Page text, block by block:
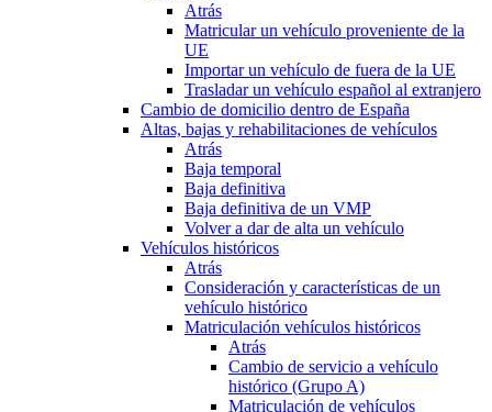
Atrás
Matricular un vehículo proveniente de la
UE
Importar un vehículo de fuera de la UE
Trasladar un vehículo español al extranjero
Cambio de domicilio dentro de España
Altas, bajas y rehabilitaciones de vehículos
Atrás
Baja temporal
Baja definitiva
Baja definitiva de un VMP
Volver a dar de alta un vehículo
Vehículos históricos
Atrás
Consideración y características de un
vehículo histórico
Matriculación vehículos históricos
Atrás
Cambio de servicio a vehículo
histórico (Grupo A)
Matriculación de vehículos